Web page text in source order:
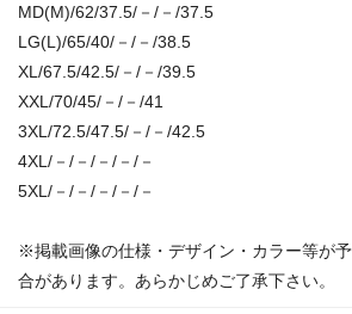
MD(M)/62/37.5/－/－/37.5
LG(L)/65/40/－/－/38.5
XL/67.5/42.5/－/－/39.5
XXL/70/45/－/－/41
3XL/72.5/47.5/－/－/42.5
4XL/－/－/－/－/－
5XL/－/－/－/－/－
※掲載画像の仕様・デザイン・カラー等が
合があります。あらかじめご了承下さい。